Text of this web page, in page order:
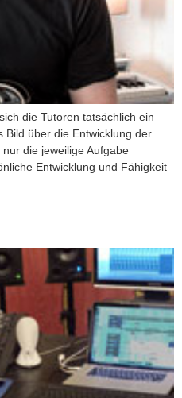
die Tutoren tatsächlich ein
Bild über die Entwicklung der
die jeweilige Aufgabe
Entwicklung und Fähigkeit